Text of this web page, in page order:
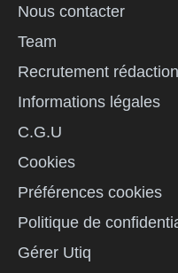
Nous contacter
Team
Recrutement rédaction
Informations légales
C.G.U
Cookies
Préférences cookies
Politique de
Gérer Utiq